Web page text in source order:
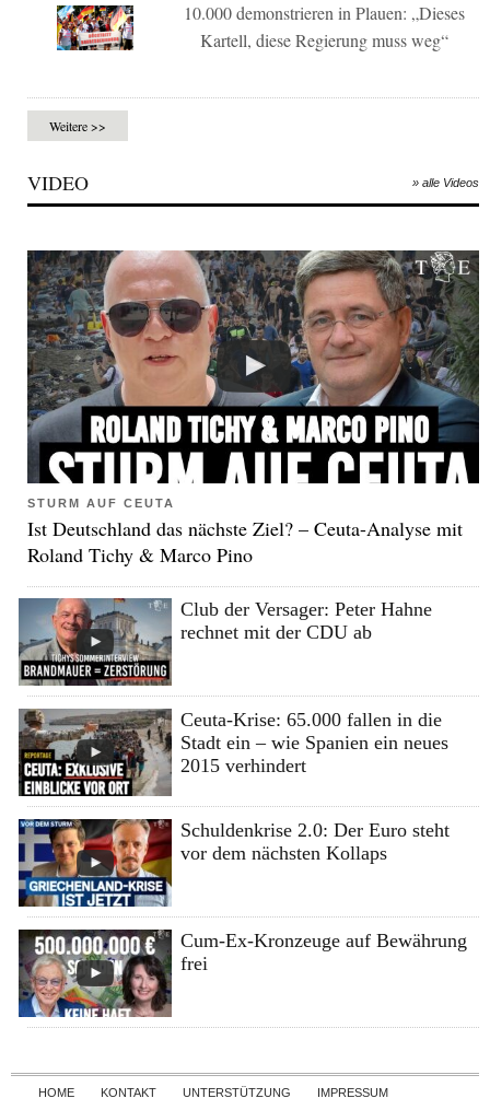
10.000 demonstrieren in Plauen: „Dieses
Kartell, diese Regierung muss weg“
Weitere >>
VIDEO » alle Videos
STURM AUF CEUTA
Ist Deutschland das nächste Ziel? – Ceuta-Analyse mit
Roland Tichy & Marco Pino
Club der Versager: Peter Hahne
rechnet mit der CDU ab
Ceuta-Krise: 65.000 fallen in die
Stadt ein – wie Spanien ein neues
2015 verhindert
Schuldenkrise 2.0: Der Euro steht
vor dem nächsten Kollaps
Cum-Ex-Kronzeuge auf Bewährung
frei
Skip to content
HOME KONTAKT UNTERSTÜTZUNG IMPRESSUM